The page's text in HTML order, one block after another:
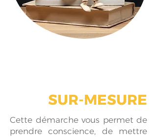
SUR-MESURE
Cette démarche vous permet de
prendre conscience, de mettre